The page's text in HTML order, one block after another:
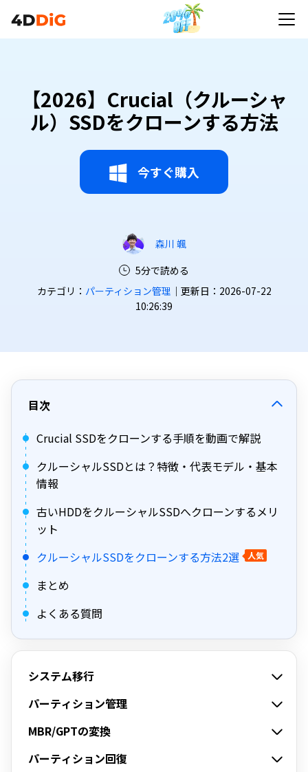
【2026】Crucial（クルーシャ
ル）SSDをクローンする方法
今すぐ購入
森川 颯
5分で読める
カテゴリ： パーティション管理 ｜更新日：2026-07-22
10:26:39
目次
Crucial SSDをクローンする手順を動画で解説
クルーシャルSSDとは？特徴・代表モデル・基本
情報
古いHDDをクルーシャルSSDへクローンするメリ
ット
クルーシャルSSDをクローンする方法2選
人気
まとめ
よくある質問
システム移行
パーティション管理
MBR/GPTの変換
パーティション回復